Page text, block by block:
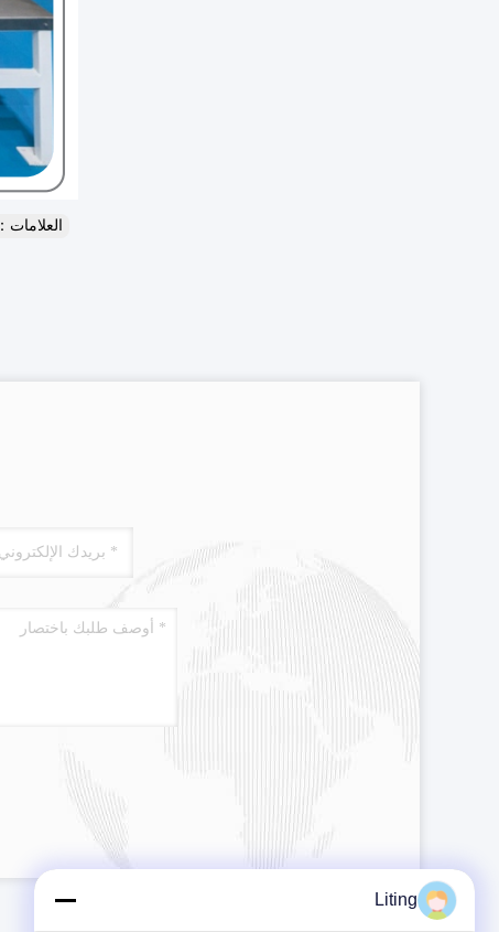
العلامات：
Liting